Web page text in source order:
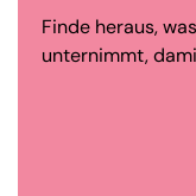
Finde heraus,
unternimmt,